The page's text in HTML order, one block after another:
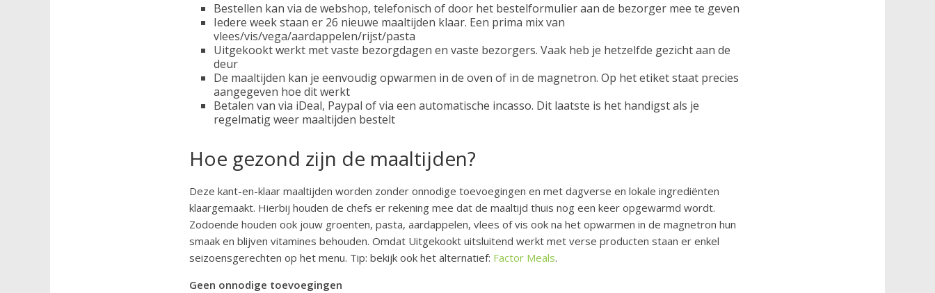
Bestellen kan via de webshop, telefonisch of door het bestelformulier aan de bezorger mee te geven
Iedere week staan er 26 nieuwe maaltijden klaar. Een prima mix van
vlees/vis/vega/aardappelen/rijst/pasta
Uitgekookt werkt met vaste bezorgdagen en vaste bezorgers. Vaak heb je hetzelfde gezicht aan de
deur
De maaltijden kan je eenvoudig opwarmen in de oven of in de magnetron. Op het etiket staat precies
aangegeven hoe dit werkt
Betalen van via iDeal, Paypal of via een automatische incasso. Dit laatste is het handigst als je
regelmatig weer maaltijden bestelt
Hoe gezond zijn de maaltijden?
Deze kant-en-klaar maaltijden worden zonder onnodige toevoegingen en met dagverse en lokale ingrediënten
klaargemaakt. Hierbij houden de chefs er rekening mee dat de maaltijd thuis nog een keer opgewarmd wordt.
Zodoende houden ook jouw groenten, pasta, aardappelen, vlees of vis ook na het opwarmen in de magnetron hun
smaak en blijven vitamines behouden. Omdat Uitgekookt uitsluitend werkt met verse producten staan er enkel
seizoensgerechten op het menu. Tip: bekijk ook het alternatief: Factor Meals.
Geen onnodige toevoegingen